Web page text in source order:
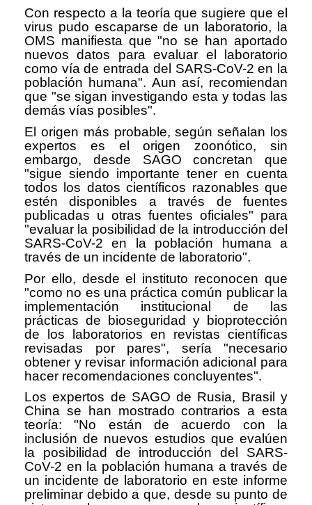
Con respecto a la teoría que sugiere que el
virus pudo escaparse de un laboratorio, la
OMS manifiesta que "no se han aportado
nuevos datos para evaluar el laboratorio
como vía de entrada del SARS-CoV-2 en la
población humana". Aun así, recomiendan
que "se sigan investigando esta y todas las
demás vías posibles".
El origen más probable, según señalan los
expertos es el origen zoonótico, sin
embargo, desde SAGO concretan que
"sigue siendo importante tener en cuenta
todos los datos científicos razonables que
estén disponibles a través de fuentes
publicadas u otras fuentes oficiales" para
"evaluar la posibilidad de la introducción del
SARS-CoV-2 en la población humana a
través de un incidente de laboratorio".
Por ello, desde el instituto reconocen que
"como no es una práctica común publicar la
implementación institucional de las
prácticas de bioseguridad y bioprotección
de los laboratorios en revistas científicas
revisadas por pares", sería "necesario
obtener y revisar información adicional para
hacer recomendaciones concluyentes".
Los expertos de SAGO de Rusia, Brasil y
China se han mostrado contrarios a esta
teoría: "No están de acuerdo con la
inclusión de nuevos estudios que evalúen
la posibilidad de introducción del SARS-
CoV-2 en la población humana a través de
un incidente de laboratorio en este informe
preliminar debido a que, desde su punto de